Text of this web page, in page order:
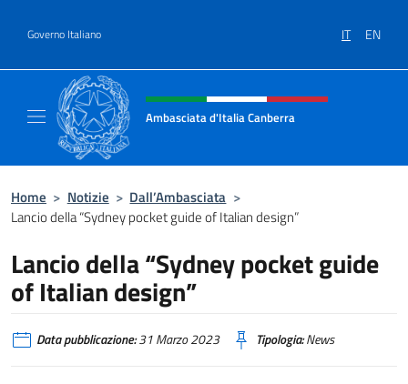
Governo Italiano IT EN
Intestazione sito, social e menù
Ambasciata d'Italia Canberra
Home > Notizie > Dall’Ambasciata >
Lancio della “Sydney pocket guide of Italian design”
Lancio della “Sydney pocket guide
of Italian design”
Data pubblicazione:31 Marzo 2023 Tipologia:News